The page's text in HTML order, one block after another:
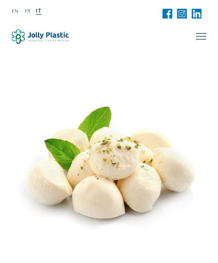
EN FR IT